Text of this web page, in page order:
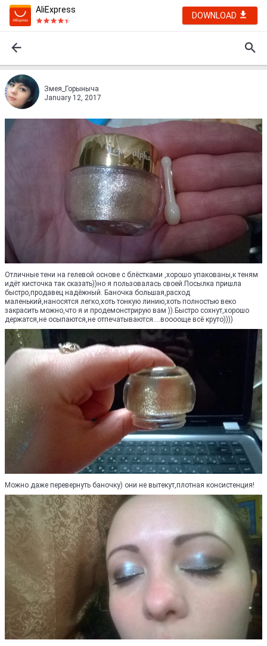
AliExpress
DOWNLOAD
Змея_Горыныча
January 12, 2017
Отличные тени на гелевой основе с блёстками ,хорошо упакованы,к теням
идёт кисточка так сказать))но я пользовалась своей.Посылка пришла
быстро,продавец надёжный. Баночка большая,расход
маленький,наносятся легко,хоть тонкую линию,хоть полностью веко
закрасить можно,что я и продемонстрирую вам )).Быстро сохнут,хорошо
держатся,не осыпаются,не отпечатываются....вооооще всё круто))))
Можно даже перевернуть баночку) они не вытекут,плотная консистенция!